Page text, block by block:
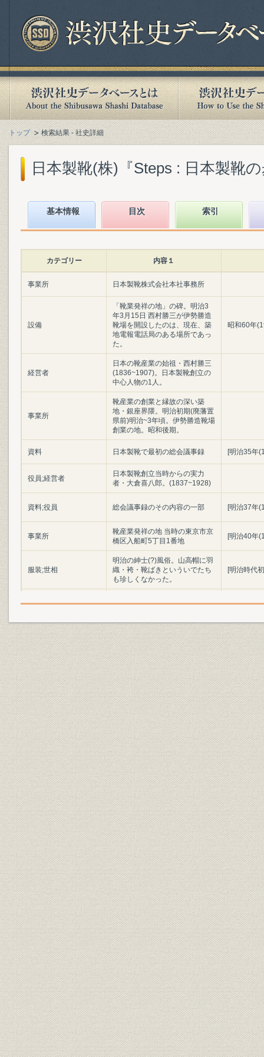
トップ 検索結果 - 社史詳細
日本製靴(株)『Steps : 日本製靴
基本情報 目次 索引
カテゴリー 内容１
事業所 日本製靴株式会社本社事務所
設備
「靴業発祥の地」の碑。明治3
年3月15日 西村勝三が伊勢勝造
靴場を開設したのは、現在、築
地電報電話局のある場所であっ
た。
昭和60年
経営者
日本の靴産業の始祖・西村勝三
(1836~1907)。日本製靴創立の
中心人物の1人。
事業所
靴産業の創業と縁故の深い築
地・銀座界隈。明治初期(廃藩置
県前)明治~3年頃。伊勢勝造靴場
創業の地。昭和後期。
資料 日本製靴で最初の総会議事録 [明治35年
役員;経営者
日本製靴創立当時からの実力
者・大倉喜八郎。(1837~1928)
資料;役員 総会議事録のその内容の一部 [明治37年
事業所
靴産業発祥の地 当時の東京市京
橋区入船町5丁目1番地
[明治40年
服装;世相
明治の紳士(?)風俗。山高帽に羽
織・袴・靴ばきといういでたち
も珍しくなかった。
[明治時代
役員;経営者
製品;商品 明治時代の陸軍軍靴の変遷
明治初年
(1886年)
靴;風俗
「調練歩行の図」よし藤画 慶応
3年幕府軍の歩兵によるフラン
ス式訓練の情景。指揮官や軍楽
隊は靴ばきだが、一般兵はほと
んど草履ばきであった。(浅井収
氏蔵)
慶応3年
設備 欧米の手製靴時代の工具
広告宣伝
明治3年12月8日付「横浜毎日新
聞」に西村勝三が出した求人広
告
明治3年
広告宣伝
日露戦争当時、朝日新聞に掲出
された靴の広告
[明治37年
事業所
明治15年、銀座尾張町2丁目15
番地に開店した「レマルシャン
靴店」。
明治15年
技術;経営者
オランダ出身の靴師の先覚者 エ
フ・ジェ・レマルシャン
商品;広告宣伝
伊勢勝造靴場の靴のカタログ。
西村勝三の出身地である千葉県
佐倉市で最近発見された日本で
最初の靴のカタログ。
販売
桜組銀座店の製靴注文帳。(明治
10年ごろ)
明治10年
明治6年、米欧使節団一行、ワ
シントンで写す。皆、靴を履い
ている。正使の岩倉は、和服の